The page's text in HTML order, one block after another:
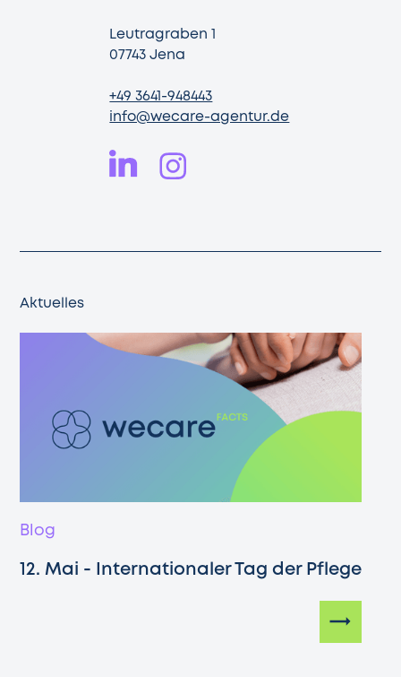
Leutragraben 1
07743 Jena
+49 3641-948443
info@wecare-agentur.de
Aktuelles
Blog
12. Mai - Internationaler Tag der Pflege